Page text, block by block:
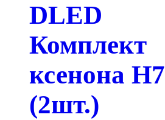
DLED
Комплект
ксенона H7
(2шт.)